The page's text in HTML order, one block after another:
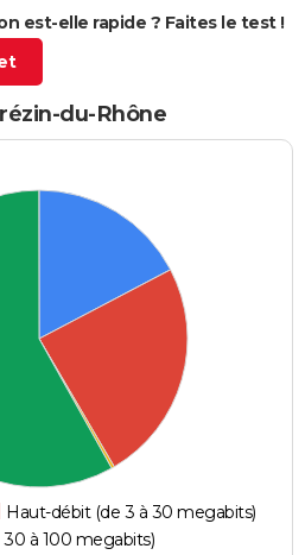
est-elle rapide ? Faites le test !
du-Rhône
Haut-débit (de 3 à 30 megabits)
à 100 megabits)